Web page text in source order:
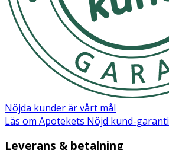
Nöjda kunder är vårt mål
Läs om Apotekets Nöjd kund-garanti
Leverans & betalning